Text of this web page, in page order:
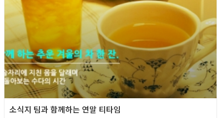
소식지 팀과 함께하는 연말 티타임